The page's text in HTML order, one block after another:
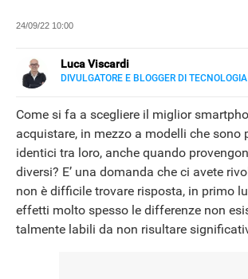
NEWS
24/09/22 10:00
Luca Viscardi
DIVULGATORE E BLOGGER DI TECNOLOGIA
LINKEDIN
INSTAGRAM
FACEBOOK
SITO
impegnato nella divulgazione della
fondatore e Chief editor di
Come si fa a scegliere il miglior
acquistare, in mezzo a modelli che sono
identici tra loro, anche quando
diversi? E’ una domanda che ci avete
non è difficile trovare risposta, in primo
effetti molto spesso le differenze non
talmente labili da non risultare